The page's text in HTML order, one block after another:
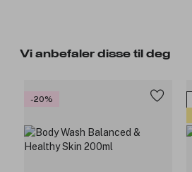
Vi anbefaler disse til deg
-20%